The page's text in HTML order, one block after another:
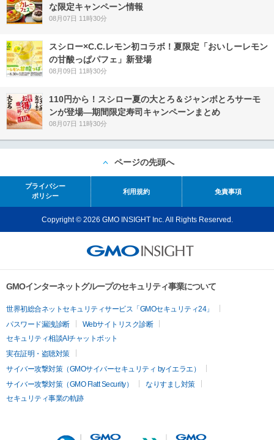
な限定キャンペーン情報
08月07日 11時30分
スシロー×C.C.レモン初コラボ！夏限定「おいしーレモン
の甘酸っぱパフェ」新登場
08月09日 11時30分
110円から！スシロー夏の大とろ＆ジャンボとろサーモ
ンが登場―期間限定寿司キャンペーンまとめ
08月07日 11時30分
ページの先頭へ
プライバシー
ポリシー
利用規約 免責事項
Copyright © 2026 GMO INSIGHT Inc. All Rights Reserved.
GMOインターネットグループのセキュリティ事業について
世界初総合ネットセキュリティサービス「GMOセキュリティ24」
パスワード漏洩診断
Webサイトリスク診断
セキュリティ相談AIチャットボット
実在証明・盗聴対策
サイバー攻撃対策（GMOサイバーセキュリティ byイエラエ）
サイバー攻撃対策（GMO Flatt Security）
なりすまし対策
セキュリティ事業の軌跡